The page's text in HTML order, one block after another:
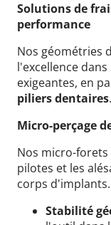
Solutions de
performance
Nos géométries
l'excellence
exigeantes, en
piliers dentaires.
Micro-perçage
Nos micro-
pilotes et les
corps d'implants.
Stabilité